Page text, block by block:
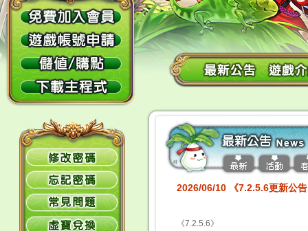
2026/06/10 《7.2.5.6更新公
《7.2.5.6》